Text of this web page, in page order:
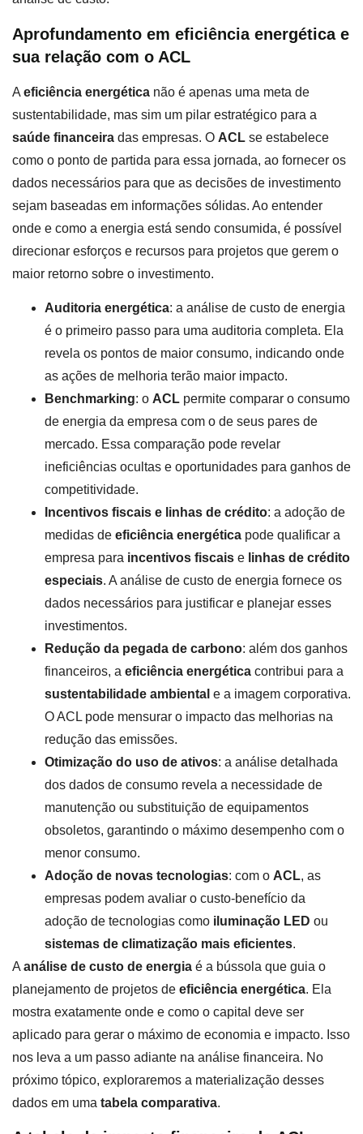
Aprofundamento em eficiência energética e
sua relação com o ACL
A eficiência energética não é apenas uma meta de
sustentabilidade, mas sim um pilar estratégico para a
saúde financeira das empresas. O ACL se estabelece
como o ponto de partida para essa jornada, ao fornecer os
dados necessários para que as decisões de investimento
sejam baseadas em informações sólidas. Ao entender
onde e como a energia está sendo consumida, é possível
direcionar esforços e recursos para projetos que gerem o
maior retorno sobre o investimento.
Auditoria energética: a análise de custo de energia
é o primeiro passo para uma auditoria completa. Ela
revela os pontos de maior consumo, indicando onde
as ações de melhoria terão maior impacto.
Benchmarking: o ACL permite comparar o consumo
de energia da empresa com o de seus pares de
mercado. Essa comparação pode revelar
ineficiências ocultas e oportunidades para ganhos de
competitividade.
Incentivos fiscais e linhas de crédito: a adoção de
medidas de eficiência energética pode qualificar a
empresa para incentivos fiscais e linhas de crédito
especiais. A análise de custo de energia fornece os
dados necessários para justificar e planejar esses
investimentos.
Redução da pegada de carbono: além dos ganhos
financeiros, a eficiência energética contribui para a
sustentabilidade ambiental e a imagem corporativa.
O ACL pode mensurar o impacto das melhorias na
redução das emissões.
Otimização do uso de ativos: a análise detalhada
dos dados de consumo revela a necessidade de
manutenção ou substituição de equipamentos
obsoletos, garantindo o máximo desempenho com o
menor consumo.
Adoção de novas tecnologias: com o ACL, as
empresas podem avaliar o custo-benefício da
adoção de tecnologias como iluminação LED ou
sistemas de climatização mais eficientes.
A análise de custo de energia é a bússola que guia o
planejamento de projetos de eficiência energética. Ela
mostra exatamente onde e como o capital deve ser
aplicado para gerar o máximo de economia e impacto. Isso
nos leva a um passo adiante na análise financeira. No
próximo tópico, exploraremos a materialização desses
dados em uma tabela comparativa.